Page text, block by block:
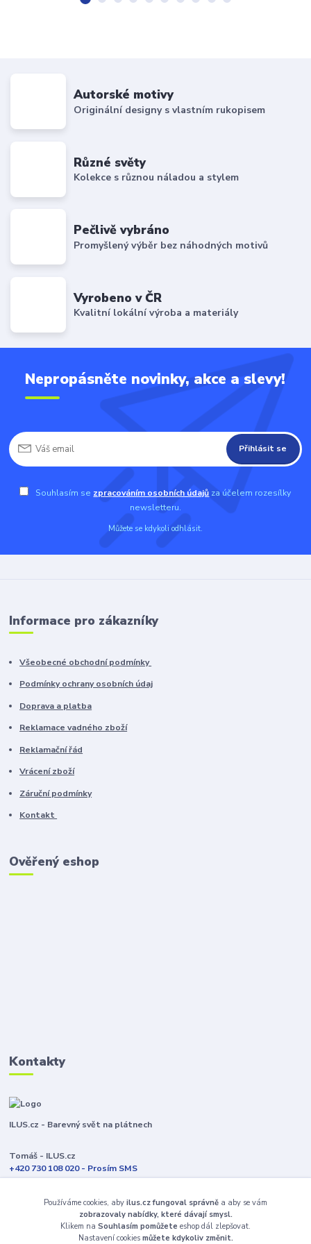
Autorské motivy
Originální designy s vlastním rukopisem
Různé světy
Kolekce s různou náladou a stylem
Pečlivě vybráno
Promyšlený výběr bez náhodných motivů
Vyrobeno v ČR
Kvalitní lokální výroba a materiály
Nepropásněte novinky, akce a slevy!
Přihlásit se
Souhlasím se zpracováním osobních údajů za účelem rozesílky
newsletteru.
Můžete se kdykoli odhlásit.
Informace pro zákazníky
Všeobecné obchodní podmínky
Podmínky ochrany osobních údaj
Doprava a platba
Reklamace vadného zboží
Reklamační řád
Vrácení zboží
Záruční podmínky
Kontakt
Ověřený eshop
Kontakty
ILUS.cz - Barevný svět na plátnech
Tomáš - ILUS.cz
+420 730 108 020 - Prosím SMS
Jsme většinu času ve výrobě
info@ilus.cz
Používáme cookies, aby ilus.cz fungoval správně a aby se vám
zobrazovaly nabídky, které dávají smysl.
Klikem na Souhlasím pomůžete eshop dál zlepšovat.
Nastavení cookies můžete kdykoliv změnit.